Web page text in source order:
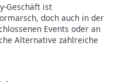
Geschäft ist
doch auch in der
Events oder an
Alternative zahlreiche